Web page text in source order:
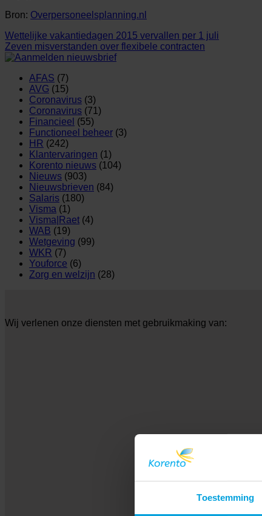
Toestemming
Bron: Overpersoneelsplanning.nl
Wettelijke vakantiedagen 2015 vervallen per 1 juli
Zeven misverstanden over flexibele contracten
AFAS (7)
AVG (15)
Coronavirus (3)
Coronavirus (71)
Financieel (55)
Functioneel beheer (3)
HR (242)
Klantervaringen (1)
Korento nieuws (104)
Nieuws (903)
Nieuwsbrieven (84)
Salaris (180)
Visma (1)
Visma|Raet (4)
WAB (19)
Wetgeving (99)
WKR (7)
Youforce (6)
Zorg en welzijn (28)
Wij verlenen onze diensten met gebruikmaking van: